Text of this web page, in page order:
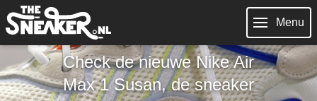
Menu
Check de nieuwe Nike Air
Max 1 Susan, de sneaker